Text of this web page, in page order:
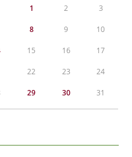
1 2 3
8 9 10
15 16 17
22 23 24
29 30 31